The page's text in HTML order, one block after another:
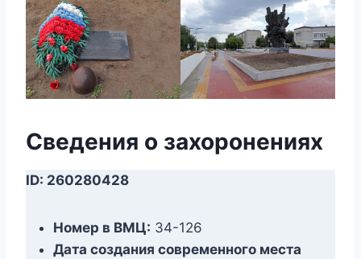
Сведения о захоронениях
ID: 260280428
Номер в ВМЦ: 34-126
Дата создания современного места